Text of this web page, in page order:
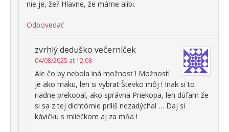
nie je, že? Hlavne, že máme alibi.
Odpovedať
zvrhlý deduško večerníček
04/08/2025 at 12:08
Ale čo by nebola iná možnosť ! Možností
je ako maku, len si vybrat Števko môj ! Inak si to
riadne prekopal, ako správna Priekopa, len dúfam že
si sa z tej dichtómie príliš nezadýchal … Daj si
kávičku s mliečkom aj za mňa !